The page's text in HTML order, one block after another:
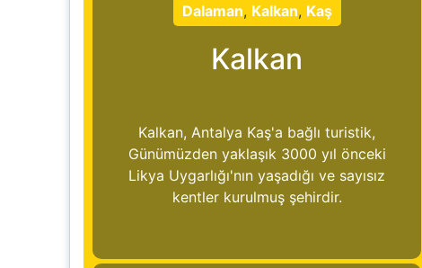
Dalaman, Kalkan, Kaş
Kalkan
Kalkan, Antalya Kaş'a bağlı turistik,
Günümüzden yaklaşık 3000 yıl önceki
Likya Uygarlığı'nın yaşadığı ve sayısız
kentler kurulmuş şehirdir.